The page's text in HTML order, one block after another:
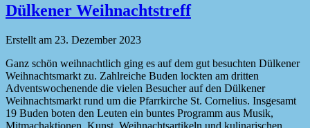
Dülkener Weihnachtstreff
Erstellt am 23. Dezember 2023
Ganz schön weihnachtlich ging es auf dem gut besuchten Dülkener
Weihnachtsmarkt zu. Zahlreiche Buden lockten am dritten
Adventswochenende die vielen Besucher auf den Dülkener
Weihnachtsmarkt rund um die Pfarrkirche St. Cornelius. Insgesamt
19 Buden boten den Leuten ein buntes Programm aus Musik,
Mitmachaktionen, Kunst, Weihnachtsartikeln und kulinarischen